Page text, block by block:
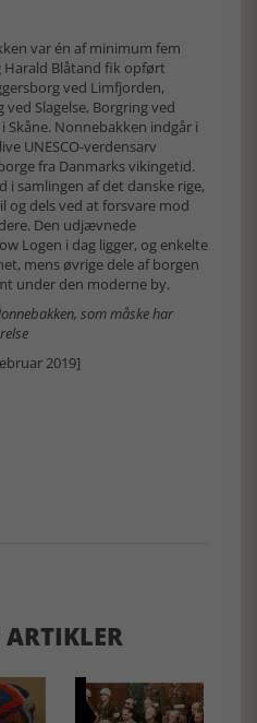
var én af minimum fem
Blåtand fik opført
ved Limfjorden,
Slagelse, Borgring ved
Skåne. Nonnebakken indgår i
UNESCO-verdensarv
fra Danmarks vikingetid.
i samlingen af det danske rige,
og dels ved at forsvare mod
Den udjævnede
Logen i dag ligger, og enkelte
mens øvrige dele af borgen
under den moderne by.
som måske har
2019]
ARTIKLER